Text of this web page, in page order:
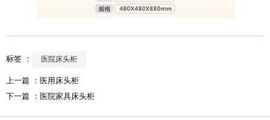
标签 ： 医院床头柜
上一篇 ： 医用床头柜
下一篇 ： 医院家具床头柜